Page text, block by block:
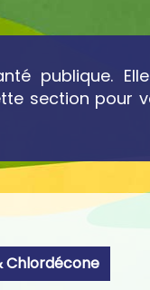
publique.
section pour
Chlordécone